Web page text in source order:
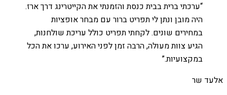
“ערכתי ברית בבית כנסת והזמנתי את הקייטרינג דרך ארז.
היה מובן ונתן לי תפריט ברור עם מבחר אופציות
במחירים שונים. לקחתי תפריט כולל עריכת שולחנות,
הגיע צוות מעולה, הרבה זמן לפני האירוע, ערכו את הכל
במקצועיות.”
אלעד שר